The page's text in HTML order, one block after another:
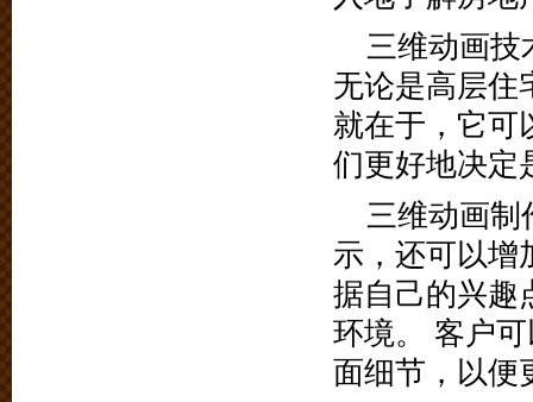
三维动画技
无论是高层住
就在于，它可
们更好地决定
三维动画制
示，还可以增
据自己的兴趣
环境。 客户
面细节，以便